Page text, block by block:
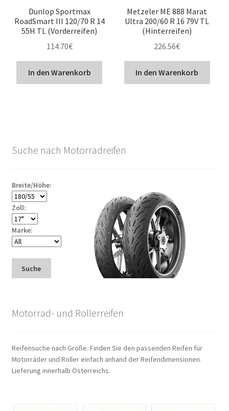
Dunlop Sportmax
RoadSmart III 120/70 R 14
55H TL (Vorderreifen)
114.70€
In den Warenkorb
Metzeler ME 888 Marat
Ultra 200/60 R 16 79V TL
(Hinterreifen)
226.56€
In den Warenkorb
Suche nach Motorradreifen
Breite/Höhe:
Zoll:
Marke:
Suche
Motorrad- und Rollerreifen
Reifensuche nach Größe. Finden Sie den passenden Reifen für
Motorräder und Roller einfach anhand der Reifendimensionen.
Lieferung innerhalb Österreichs.